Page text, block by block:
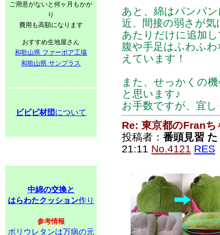
ご用意がないと何ヶ月もかか
り
費用も高額になります
おすすめ生地屋さん
和歌山県 ファーボア工場
和歌山県 サンプラス
ビビビ材団 について
中綿の交換と
はらわたクッション作り
参考情報
ポリウレタンは万病の元
あと、綿はパンパ
近、間接の弱さが
あたりだけに追加
腹や手足はふわふ
えています！
また、せっかくの
と思います♪
お手数ですが、宜
Re: 東京都のFranち
投稿者： 番頭見習
21:11 No.4121 RES